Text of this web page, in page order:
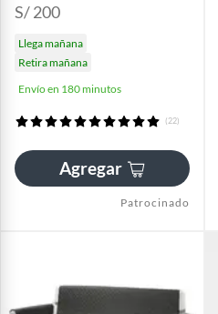
S/ 200
Llega mañana
Retira mañana
Envío en 180 minutos
(22)
Agregar
Patrocinado